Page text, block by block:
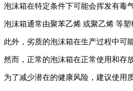
泡沫箱在特定条件下可能会挥发有毒气
泡沫箱通常由聚苯乙烯 或聚乙烯 等
此外，劣质的泡沫箱在生产过程中可
然而，正常的泡沫箱在正常使用和存
为了减少潜在的健康风险，建议使用